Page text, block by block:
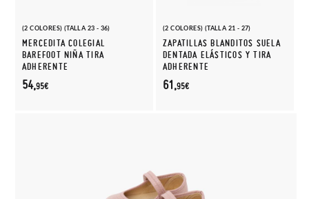
(2 COLORES) (TALLA 23 - 36)
MERCEDITA COLEGIAL
BAREFOOT NIÑA TIRA
ADHERENTE
54,95€
(2 COLORES) (TALLA 21 - 27)
ZAPATILLAS BLANDITOS SUELA
DENTADA ELÁSTICOS Y TIRA
ADHERENTE
61,95€